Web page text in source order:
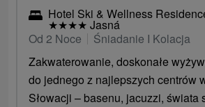
Hotel Ski & Wellness
★★★★ Jasná
Od 2 Noce
Śniadanie I Kolacja
Zakwaterowanie, doskonałe
do jednego z najlepszych centrów
Słowacji – basenu, jacuzzi, świata